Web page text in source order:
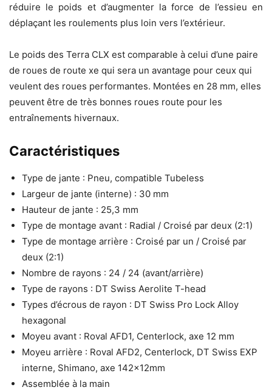
réduire le poids et d’augmenter la force de l’essieu en
déplaçant les roulements plus loin vers l’extérieur.
Le poids des Terra CLX est comparable à celui d’une paire
de roues de route xe qui sera un avantage pour ceux qui
veulent des roues performantes. Montées en 28 mm, elles
peuvent être de très bonnes roues route pour les
entraînements hivernaux.
Caractéristiques
Type de jante : Pneu, compatible Tubeless
Largeur de jante (interne) : 30 mm
Hauteur de jante : 25,3 mm
Type de montage avant : Radial / Croisé par deux (2:1)
Type de montage arrière : Croisé par un / Croisé par
deux (2:1)
Nombre de rayons : 24 / 24 (avant/arrière)
Type de rayons : DT Swiss Aerolite T-head
Types d’écrous de rayon : DT Swiss Pro Lock Alloy
hexagonal
Moyeu avant : Roval AFD1, Centerlock, axe 12 mm
Moyeu arrière : Roval AFD2, Centerlock, DT Swiss EXP
interne, Shimano, axe 142x12mm
Assemblée à la main